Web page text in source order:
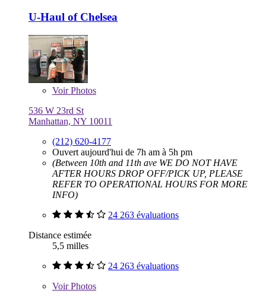
U-Haul of Chelsea
VoirPhotos
536 W 23rd St
Manhattan, NY 10011
(212) 620-4177
Ouvert aujourd'hui de 7h am à 5h pm
(Between 10th and 11th ave WE DO NOT HAVE
AFTER HOURS DROP OFF/PICK UP, PLEASE
REFER TO OPERATIONAL HOURS FOR MORE
INFO)
24 263 évaluations
Distance estimée
5,5 milles
24 263 évaluations
VoirPhotos